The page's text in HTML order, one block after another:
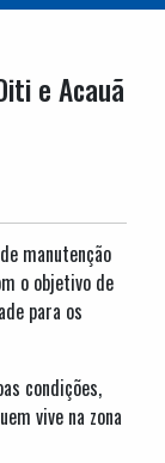
e Acauã
manutenção
o objetivo de
para os
condições,
vive na zona